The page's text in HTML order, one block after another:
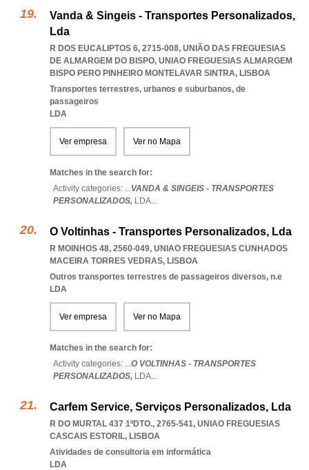
Vanda & Singeis - Transportes Personalizados,
Lda
R DOS EUCALIPTOS 6, 2715-008, UNIÃO DAS FREGUESIAS
DE ALMARGEM DO BISPO, UNIAO FREGUESIAS ALMARGEM
BISPO PERO PINHEIRO MONTELAVAR SINTRA, LISBOA
Transportes terrestres, urbanos e suburbanos, de
passageiros
LDA
Ver empresa Ver no Mapa
Matches in the search for:
Activity categories: ...VANDA & SINGEIS - TRANSPORTES
PERSONALIZADOS, LDA...
O Voltinhas - Transportes Personalizados, Lda
R MOINHOS 48, 2560-049, UNIAO FREGUESIAS CUNHADOS
MACEIRA TORRES VEDRAS, LISBOA
Outros transportes terrestres de passageiros diversos, n.e
LDA
Ver empresa Ver no Mapa
Matches in the search for:
Activity categories: ...O VOLTINHAS - TRANSPORTES
PERSONALIZADOS, LDA...
Carfem Service, Serviços Personalizados, Lda
R DO MURTAL 437 1ºDTO., 2765-541, UNIAO FREGUESIAS
CASCAIS ESTORIL, LISBOA
Atividades de consultoria em informática
LDA